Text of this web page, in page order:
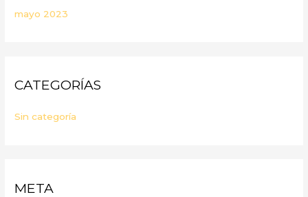
mayo 2023
CATEGORÍAS
Sin categoría
META